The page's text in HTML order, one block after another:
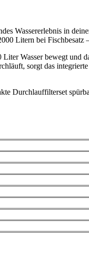
Wassererlebnis in
Litern bei Fischbesatz
Wasser bewegt und
sorgt das
Durchlauffilterset